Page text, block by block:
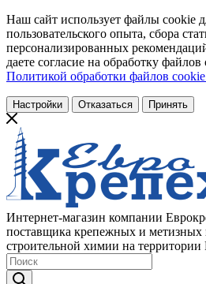
Наш сайт использует файлы cookie
пользовательского опыта, сбора
персонализированных
даете согласие на обработку
Политикой обработки файлов
Настройки Отказаться Принять
Интернет-магазин компании
поставщика крепежных и метизных
строительной химии на территории